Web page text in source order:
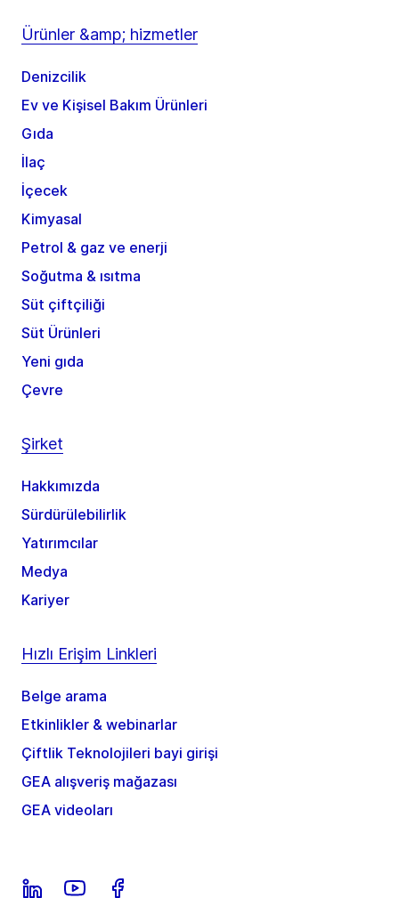
Ürünler &amp; hizmetler
Denizcilik
Ev ve Kişisel Bakım Ürünleri
Gıda
İlaç
İçecek
Kimyasal
Petrol & gaz ve enerji
Soğutma & ısıtma
Süt çiftçiliği
Süt Ürünleri
Yeni gıda
Çevre
Şirket
Hakkımızda
Sürdürülebilirlik
Yatırımcılar
Medya
Kariyer
Hızlı Erişim Linkleri
Belge arama
Etkinlikler & webinarlar
Çiftlik Teknolojileri bayi girişi
GEA alışveriş mağazası
GEA videoları